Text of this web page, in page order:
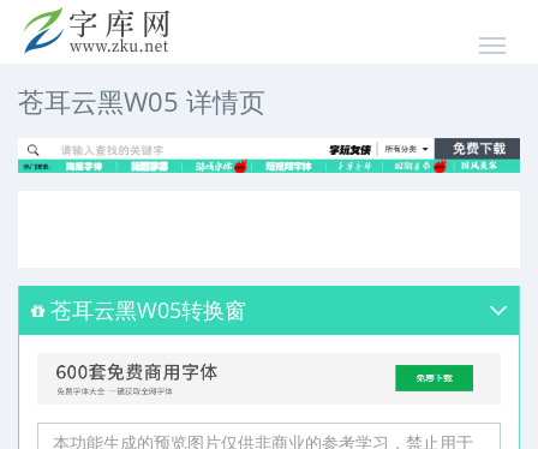
苍耳云黑W05 详情页
苍耳云黑W05转换窗